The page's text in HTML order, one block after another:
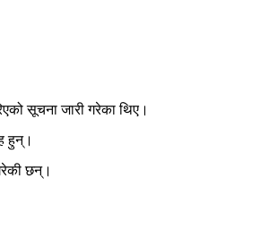
सूचना जारी गरेका थिए।
हुन्।
छन्।